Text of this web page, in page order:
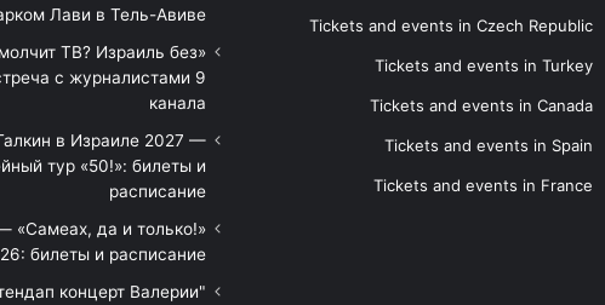
Tickets and events in Czech Republic
Tickets and events in Turkey
Tickets and events in Canada
Tickets and events in Spain
Tickets and events in France
Лави в Тель-Авиве
ТВ? Израиль без
с журналистами 9
канала
в Израиле 2027 —
тур «50!»: билеты и
расписание
«Самеах, да и только!»
билеты и расписание
концерт Валерии